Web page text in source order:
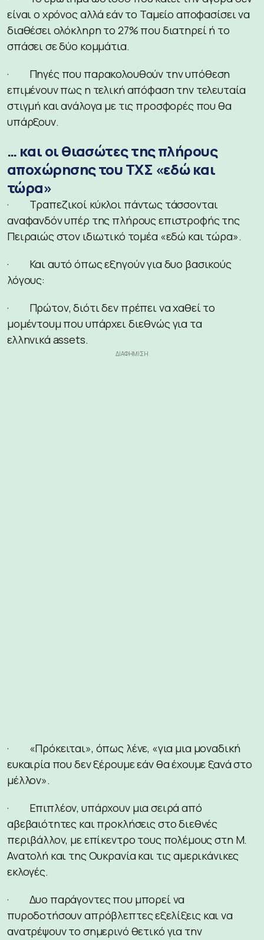
είναι ο χρόνος αλλά εάν το Ταμείο αποφασίσει να
διαθέσει ολόκληρη το 27% που διατηρεί ή το
σπάσει σε δύο κομμάτια.
· Πηγές που παρακολουθούν την υπόθεση
επιμένουν πως η τελική απόφαση την τελευταία
στιγμή και ανάλογα με τις προσφορές που θα
υπάρξουν.
… και οι θιασώτες της πλήρους
αποχώρησης του ΤΧΣ «εδώ και
τώρα»
· Τραπεζικοί κύκλοι πάντως τάσσονται
αναφανδόν υπέρ της πλήρους επιστροφής της
Πειραιώς στον ιδιωτικό τομέα «εδώ και τώρα».
· Και αυτό όπως εξηγούν για δυο βασικούς
λόγους:
· Πρώτον, διότι δεν πρέπει να χαθεί το
μομέντουμ που υπάρχει διεθνώς για τα
ελληνικά assets.
· «Πρόκειται», όπως λένε, «για μια μοναδική
ευκαιρία που δεν ξέρουμε εάν θα έχουμε ξανά στο
μέλλον».
· Επιπλέον, υπάρχουν μια σειρά από
αβεβαιότητες και προκλήσεις στο διεθνές
περιβάλλον, με επίκεντρο τους πολέμους στη Μ.
Ανατολή και της Ουκρανία και τις αμερικάνικες
εκλογές.
· Δυο παράγοντες που μπορεί να
πυροδοτήσουν απρόβλεπτες εξελίξεις και να
ανατρέψουν το σημερινό θετικό για την